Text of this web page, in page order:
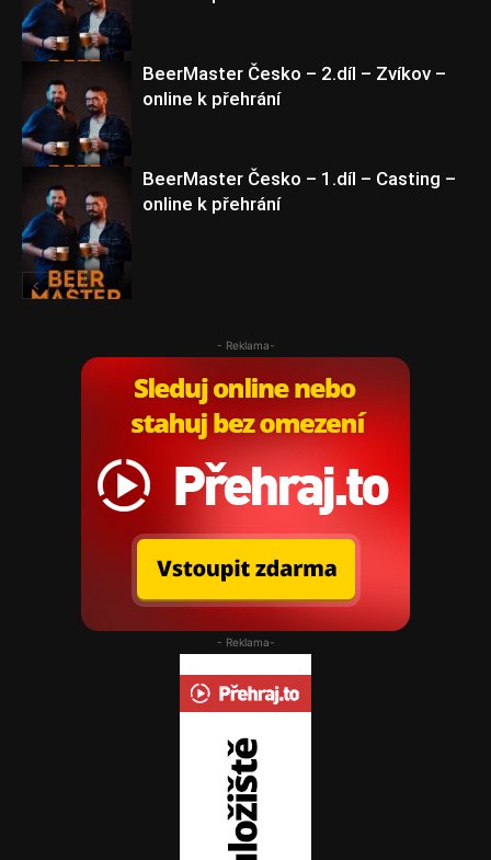
BeerMaster Česko
BeerMaster Česko
BeerMaster Česko
BeerMaster Česko – 2.díl – Zvíkov –
online k přehrání
BeerMaster Česko – 1.díl – Casting –
online k přehrání
- Reklama-
- Reklama-